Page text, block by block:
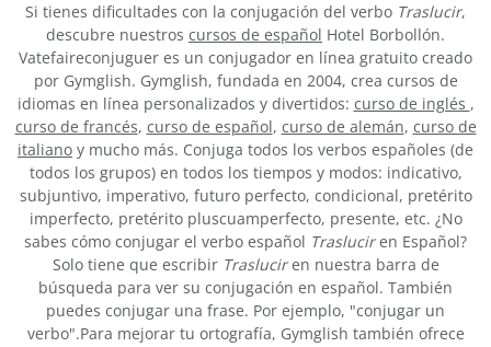
Si tienes dificultades con la conjugación del verbo Traslucir,
descubre nuestros cursos de español Hotel Borbollón.
Vatefaireconjuguer es un conjugador en línea gratuito creado
por Gymglish. Gymglish, fundada en 2004, crea cursos de
idiomas en línea personalizados y divertidos: curso de inglés ,
curso de francés, curso de español, curso de alemán, curso de
italiano y mucho más. Conjuga todos los verbos españoles (de
todos los grupos) en todos los tiempos y modos: indicativo,
subjuntivo, imperativo, futuro perfecto, condicional, pretérito
imperfecto, pretérito pluscuamperfecto, presente, etc. ¿No
sabes cómo conjugar el verbo español Trasluciren Español?
Solo tiene que escribir Trasluciren nuestra barra de
búsqueda para ver su conjugación en español. También
puedes conjugar una frase. Por ejemplo, "conjugar un
verbo".Para mejorar tu ortografía, Gymglish también ofrece